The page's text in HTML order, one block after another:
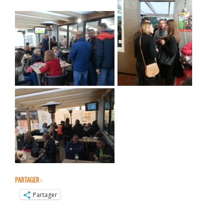
PARTAGER :
Partager